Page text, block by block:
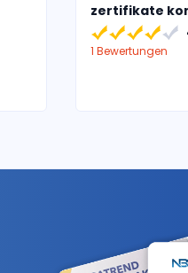
zertifikate
1 Bewertungen